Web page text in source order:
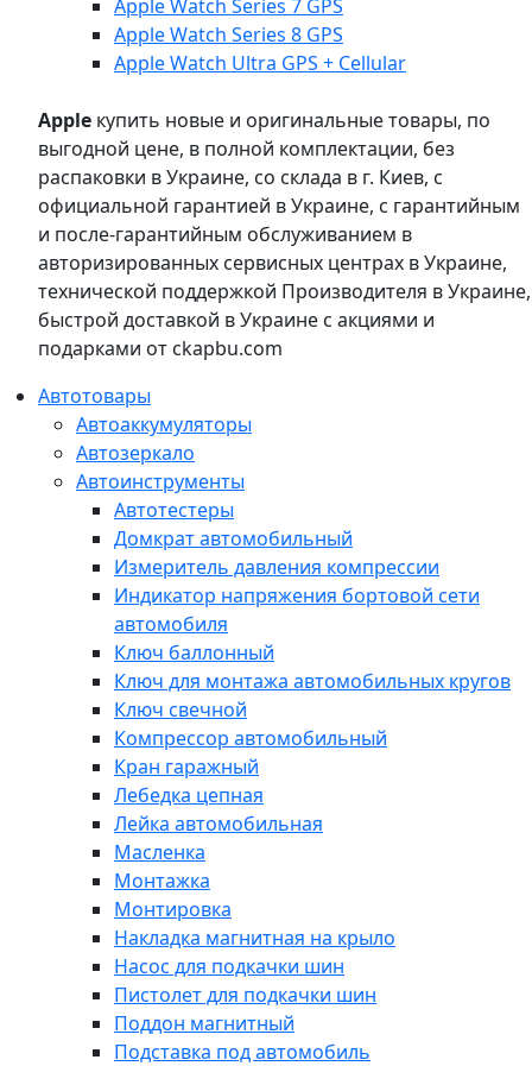
Apple Watch Series 7 GPS
Apple Watch Series 8 GPS
Apple Watch Ultra GPS + Cellular
Apple купить новые и оригинальные товары, по
выгодной цене, в полной комплектации, без
распаковки в Украине, со склада в г. Киев, с
официальной гарантией в Украине, с гарантийным
и после-гарантийным обслуживанием в
авторизированных сервисных центрах в Украине,
технической поддержкой Производителя в Украине,
быстрой доставкой в Украине с акциями и
подарками от ckapbu.com
Автотовары
Автоаккумуляторы
Автозеркало
Автоинструменты
Автотестеры
Домкрат автомобильный
Измеритель давления компрессии
Индикатор напряжения бортовой сети
автомобиля
Ключ баллонный
Ключ для монтажа автомобильных кругов
Ключ свечной
Компрессор автомобильный
Кран гаражный
Лебедка цепная
Лейка автомобильная
Масленка
Монтажка
Монтировка
Накладка магнитная на крыло
Насос для подкачки шин
Пистолет для подкачки шин
Поддон магнитный
Подставка под автомобиль